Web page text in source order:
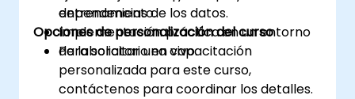
dependencias de los datos.
entrenamiento.
Implementación práctica en un entorno
de laboratorio en vivo.
Opciones de personalización del curso
Para solicitar una capacitación
personalizada para este curso,
contáctenos para coordinar los detalles.